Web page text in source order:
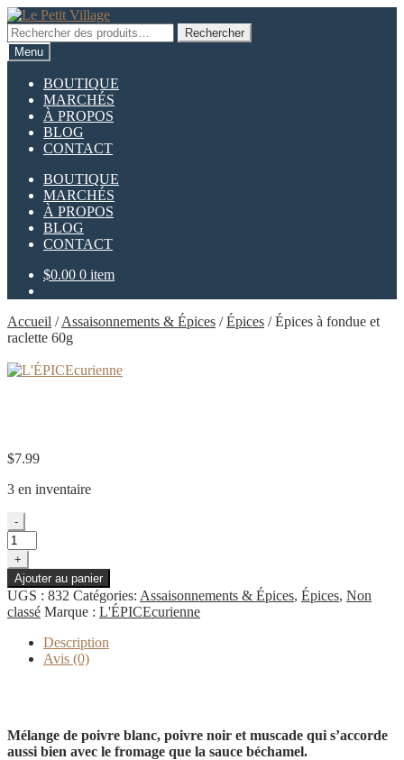
Aller
à
la
navigation
Aller
au
contenu
Rechercher :
Rechercher
Menu
BOUTIQUE
MARCHÉS
À PROPOS
BLOG
CONTACT
BOUTIQUE
MARCHÉS
À PROPOS
BLOG
CONTACT
$0.00 0 item
Accueil /Assaisonnements & Épices /Épices /Épices à fondue et
raclette 60g
$7.99
3 en inventaire
quantité
de
Épices
à
fondue
et
raclette
-
+
Ajouter au panier
UGS : 832 Catégories: Assaisonnements & Épices, Épices, Non
classé Marque : L'ÉPICEcurienne
Description
Avis (0)
Mélange de poivre blanc, poivre noir et muscade qui s’accorde
aussi bien avec le fromage que la sauce béchamel.